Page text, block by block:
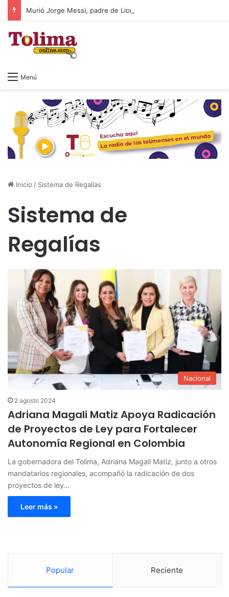
Murió Jorge Messi, padre de Lionel Messi, a los 68 años
Menú
Inicio / Sistema de Regalías
Sistema de
Regalías
Nacional
2 agosto 2024
Adriana Magali Matiz Apoya Radicación
de Proyectos de Ley para Fortalecer
Autonomía Regional en Colombia
La gobernadora del Tolima, Adriana Magali Matiz, junto a otros
mandatarios regionales, acompañó la radicación de dos
proyectos de ley…
Leer más »
Popular Reciente